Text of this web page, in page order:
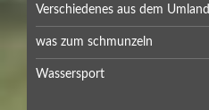
Verschiedenes aus dem Umland
was zum schmunzeln
Wassersport